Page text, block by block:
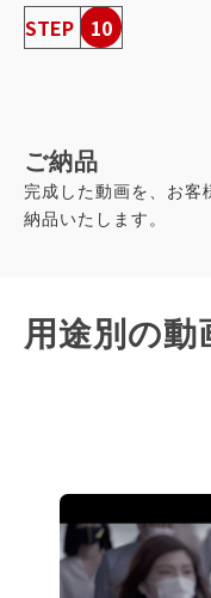
STEP 10
ご納品
完成した動画を、お客
納品いたします。
用途別の動